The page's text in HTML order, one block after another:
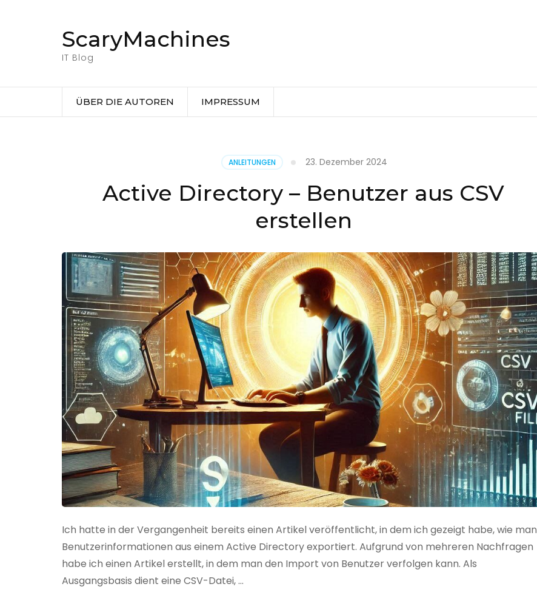
(Eingabetaste
ScaryMachines
IT Blog
ÜBER DIE AUTOREN IMPRESSUM
ANLEITUNGEN 23. Dezember 2024
Active Directory – Benutzer aus CSV
erstellen
Ich hatte in der Vergangenheit bereits einen Artikel veröffentlicht, in dem ich gezeigt habe, wie man
Benutzerinformationen aus einem Active Directory exportiert. Aufgrund von mehreren Nachfragen
habe ich einen Artikel erstellt, in dem man den Import von Benutzer verfolgen kann. Als
Ausgangsbasis dient eine CSV-Datei, …